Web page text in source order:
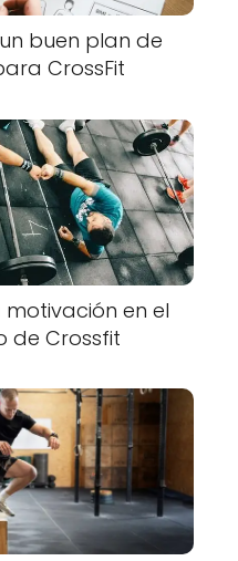
buen plan de
CrossFit
en el
de Crossfit